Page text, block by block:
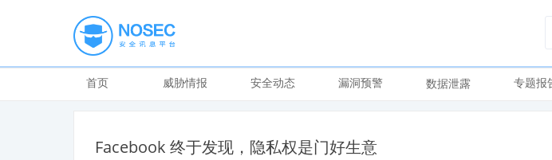
首页 威胁情报 安全动态 漏洞预警 数据泄露 专题报
Facebook 终于发现，隐私权是门好生意